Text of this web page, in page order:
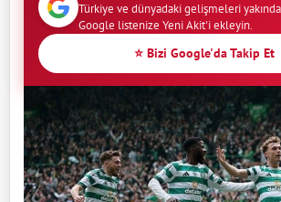
Türkiye ve dünyadaki gelişmeleri
Google listenize Yeni Akit'i ekleyin.
⭐ Bizi Google'da Takip Et